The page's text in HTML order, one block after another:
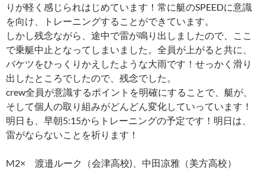
りが軽く感じられはじめています！常に艇のSPEEDに意識
を向け、トレーニングすることができています。
しかし残念ながら、途中で雷が鳴り出しましたので、ここ
で乗艇中止となってしまいました。全員が上がると共に、
バケツをひっくりかえしたような大雨です！せっかく滑り
出したところでしたので、残念でした。
crew全員が意識するポイントを明確にすることで、艇が、
そして個人の取り組みがどんどん変化していっています！
明日も、早朝5:15からトレーニングの予定です！明日は、
雷がならないことを祈ります！
M2× 渡邉ルーク（会津高校)、中田凉雅（美方高校）